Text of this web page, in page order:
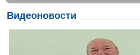
Видеоновости